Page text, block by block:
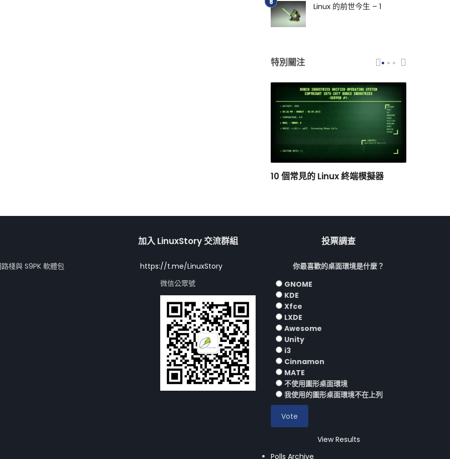
Linux 的前世今生 – 1
特別關注
10 個常見的 Linux 終端模擬器
棧與 S9PK 軟體包
加入 LinuxStory 交流群組
https://t.me/LinuxStory
微信公眾號
投票調查
你最喜歡的桌面環境是什麼？
GNOME
KDE
Xfce
LXDE
Awesome
Unity
i3
Cinnamon
MATE
不使用圖形桌面環境
我使用的圖形桌面環境不在上列
View Results
Polls Archive